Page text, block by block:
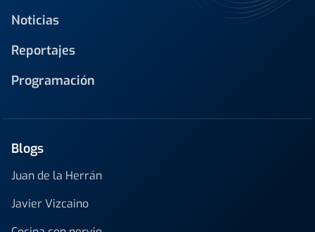
Noticias
Reportajes
Programación
Blogs
Juan de la Herrán
Javier Vizcaino